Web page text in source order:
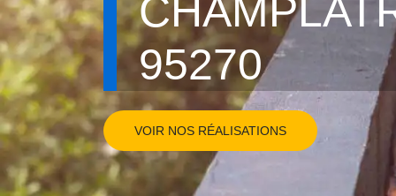
95270
VOIR NOS RÉALISATIONS